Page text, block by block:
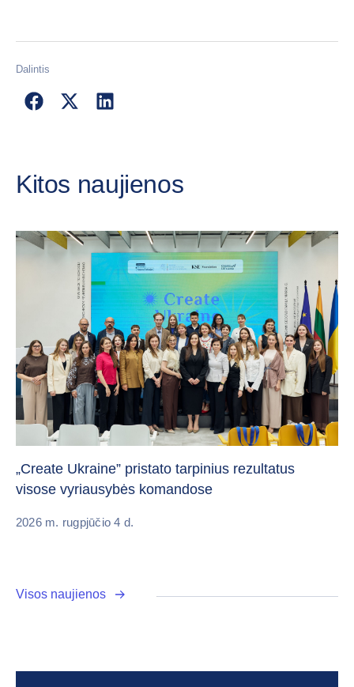
Dalintis
Kitos naujienos
„Create Ukraine” pristato tarpinius rezultatus
visose vyriausybės komandose
2026 m. rugpjūčio 4 d.
Visos naujienos